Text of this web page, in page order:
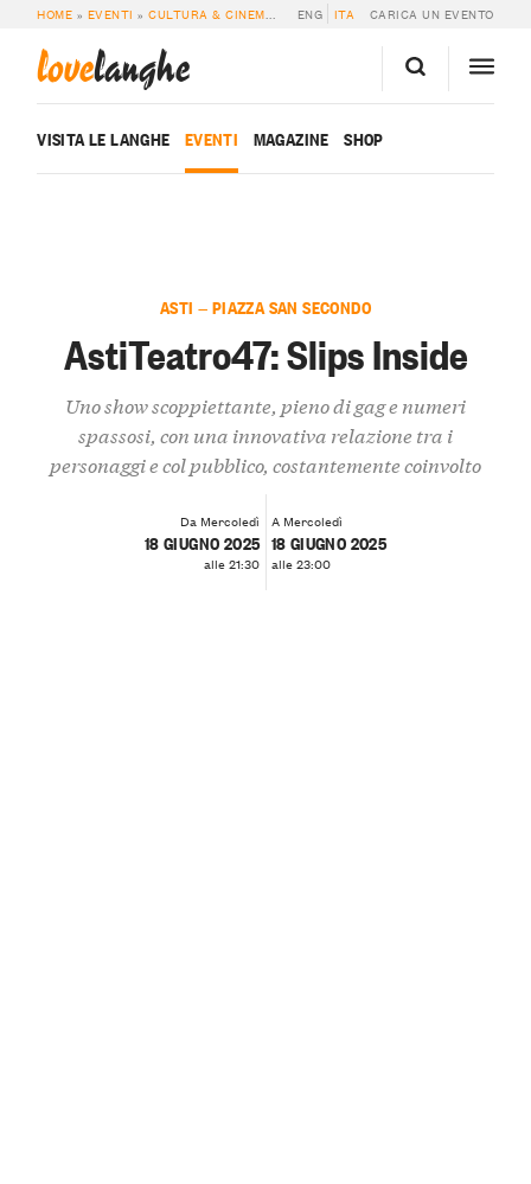
HOME » EVENTI »CULTURA & CINEMA » ASTITEATRO47: SLIPS INSIDE
ENG ITA CARICA UN EVENTO
lovelanghe
VISITA LE LANGHE EVENTI MAGAZINE SHOP
ASTI — PIAZZA SAN SECONDO
AstiTeatro47: Slips Inside
Uno show scoppiettante, pieno di gag e numeri
spassosi, con una innovativa relazione tra i
personaggi e col pubblico, costantemente coinvolto
Da Mercoledì
18 GIUGNO 2025
alle 21:30
A Mercoledì
18 GIUGNO 2025
alle 23:00